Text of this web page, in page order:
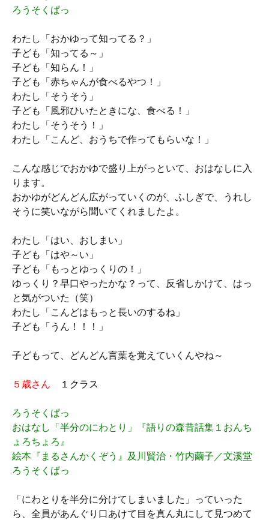
ろうそくぱっ
わたし「おかゆって知ってる？」
子ども「知ってる～」
子ども「知らん！」
子ども「赤ちゃんが食べるやつ！」
わたし「そうそう」
子ども「風邪ひいたときにな、食べる！」
わたし「そうそう！」
わたし「こんど、おうちで作ってもらいな！」
こんな感じでおかゆで盛り上がっといて、おはなしに入
ります。
おかゆがどんどん広がっていくのが、ふしぎで、うれし
そうに笑いながら聞いてくれましたよ。
わたし「はい、おしまい」
子ども「はや～い」
子ども「もっとゆっくりの！」
ゆっくり？早口やったかな？って、反省しかけて、はっ
と気がついた（笑）
わたし「こんどはもっと長いのするね」
子ども「うん！！！」
子どもって、どんどん言葉を覚えていくんやね～
５歳さん １クラス
ろうそくぱっ
おはなし「半分のにわとり」『語りの森昔話集１おんち
ょろちょろ』
絵本『まるさんかくぞう』及川賢治・竹内繭子／文溪堂
ろうそくぱっ
「にわとりを半分に分けてしまいました」っていった
ら、全員があんぐり口あけて目を真ん丸にして見つめて